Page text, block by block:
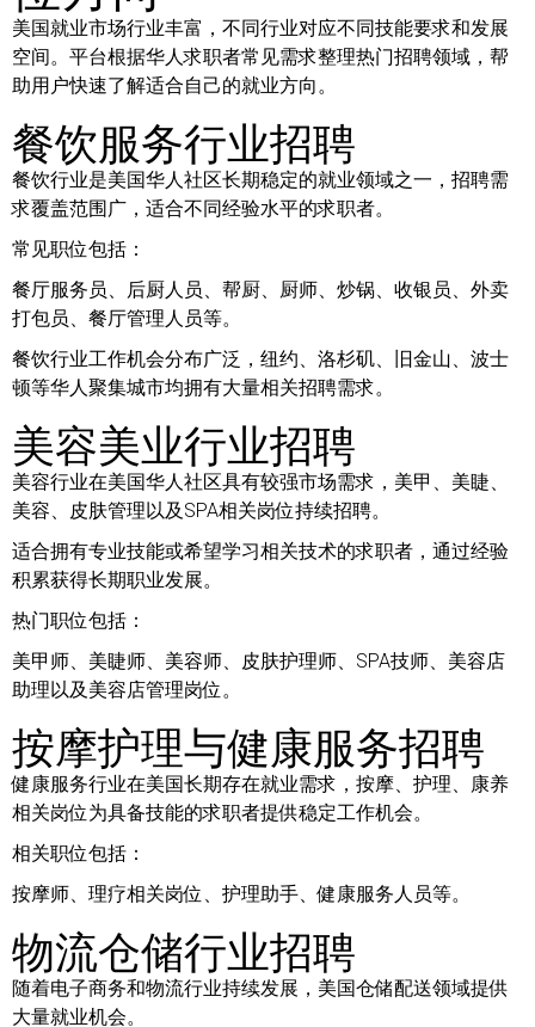
美国就业市场行业丰富，不同行业对应不同技能要求和发展
空间。平台根据华人求职者常见需求整理热门招聘领域，帮
助用户快速了解适合自己的就业方向。
餐饮服务行业招聘
餐饮行业是美国华人社区长期稳定的就业领域之一，招聘需
求覆盖范围广，适合不同经验水平的求职者。
常见职位包括：
餐厅服务员、后厨人员、帮厨、厨师、炒锅、收银员、外卖
打包员、餐厅管理人员等。
餐饮行业工作机会分布广泛，纽约、洛杉矶、旧金山、波士
顿等华人聚集城市均拥有大量相关招聘需求。
美容美业行业招聘
美容行业在美国华人社区具有较强市场需求，美甲、美睫、
美容、皮肤管理以及SPA相关岗位持续招聘。
适合拥有专业技能或希望学习相关技术的求职者，通过经验
积累获得长期职业发展。
热门职位包括：
美甲师、美睫师、美容师、皮肤护理师、SPA技师、美容店
助理以及美容店管理岗位。
按摩护理与健康服务招聘
健康服务行业在美国长期存在就业需求，按摩、护理、康养
相关岗位为具备技能的求职者提供稳定工作机会。
相关职位包括：
按摩师、理疗相关岗位、护理助手、健康服务人员等。
物流仓储行业招聘
随着电子商务和物流行业持续发展，美国仓储配送领域提供
大量就业机会。